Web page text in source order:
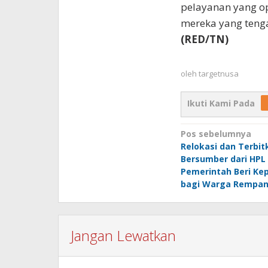
pelayanan yang
mereka yang
(RED/TN)
oleh targetnusa
Ikuti Kami Pada
Navigasi
pos
Pos sebelumnya
Relokasi dan
Bersumber dari
Pemerintah Beri
bagi Warga
Jangan Lewatkan